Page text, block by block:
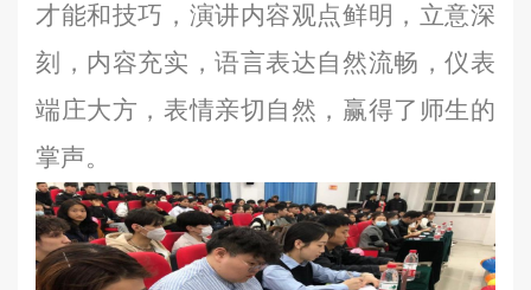
才能和技巧，演讲内容观点鲜明，立意深
刻，内容充实，语言表达自然流畅，仪表
端庄大方，表情亲切自然，赢得了师生的
掌声。